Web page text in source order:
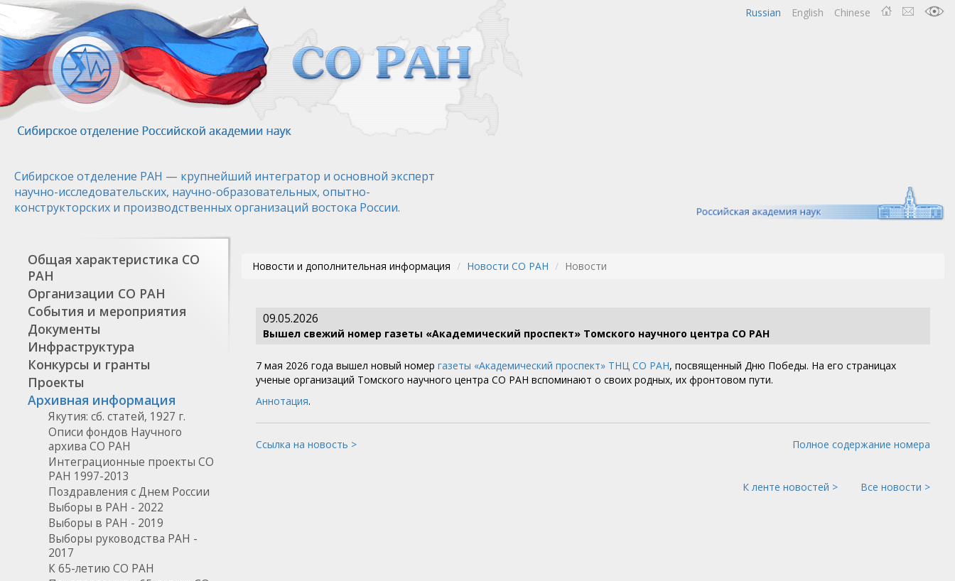
Перейти
основному
содержанию
Chinese
English
Russian
Сибирское отделение РАН — крупнейший интегратор и основной эксперт
научно-исследовательских, научно-образовательных, опытно-
конструкторских и производственных организаций востока России.
Общая характеристика СО
РАН
Организации СО РАН
События и мероприятия
Документы
Инфраструктура
Конкурсы и гранты
Проекты
Архивная информация
Якутия: сб. статей, 1927 г.
Описи фондов Научного
архива СО РАН
Интеграционные проекты СО
РАН 1997-2013
Поздравления с Днем России
Выборы в РАН - 2022
Выборы в РАН - 2019
Выборы руководства РАН -
2017
К 65-летию СО РАН
Новости и дополнительная информация Новости СО РАН Новости
09.05.2026
Вышел свежий номер газеты «Академический проспект» Томского научного центра СО РАН
7 мая 2026 года вышел новый номер газеты «Академический проспект» ТНЦ СО РАН, посвященный Дню Победы. На его страницах
ученые организаций Томского научного центра СО РАН вспоминают о своих родных, их фронтовом пути.
Аннотация.
Ссылка на новость > Полное содержание номера
К ленте новостей > Все новости >